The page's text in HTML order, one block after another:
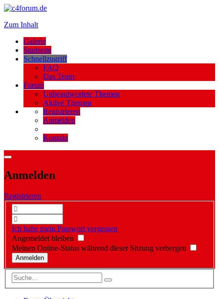
Zum Inhalt
Galerie
Startseite
Schnellzugriff
FAQ
Das Team
Forum
Unbeantwortete Themen
Aktive Themen
Registrieren
Anmelden
Kontakt
Anmelden
Registrieren
Ich habe mein Passwort vergessen
Angemeldet bleiben
Meinen Online-Status während dieser Sitzung verbergen